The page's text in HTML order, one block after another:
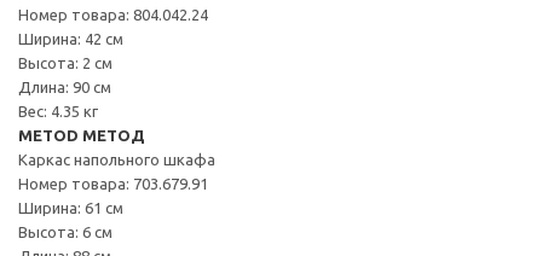
Номер товара: 804.042.24
Ширина: 42 см
Высота: 2 см
Длина: 90 см
Вес: 4.35 кг
METOD МЕТОД
Каркас напольного шкафа
Номер товара: 703.679.91
Ширина: 61 см
Высота: 6 см